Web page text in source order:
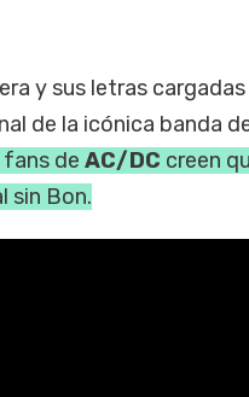
y sus letras cargadas
de la icónica banda
fans de AC/DC creen
sin Bon.